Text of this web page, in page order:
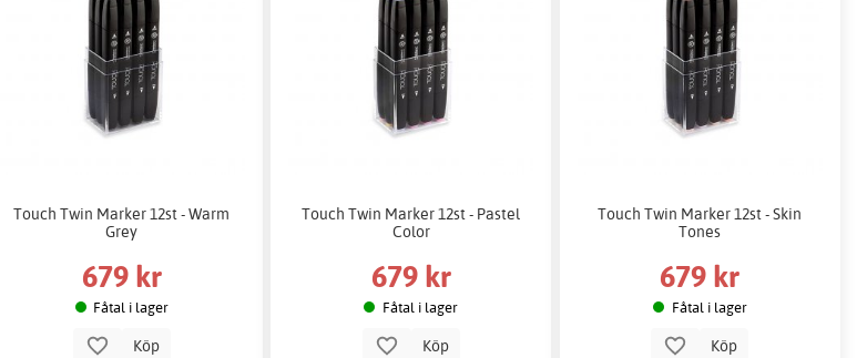
Touch Twin Marker 12st - Warm
Grey
679 kr
Fåtal i lager
Köp
Touch Twin Marker 12st - Pastel
Color
679 kr
Fåtal i lager
Köp
Touch Twin Marker 12st - Skin
Tones
679 kr
Fåtal i lager
Köp